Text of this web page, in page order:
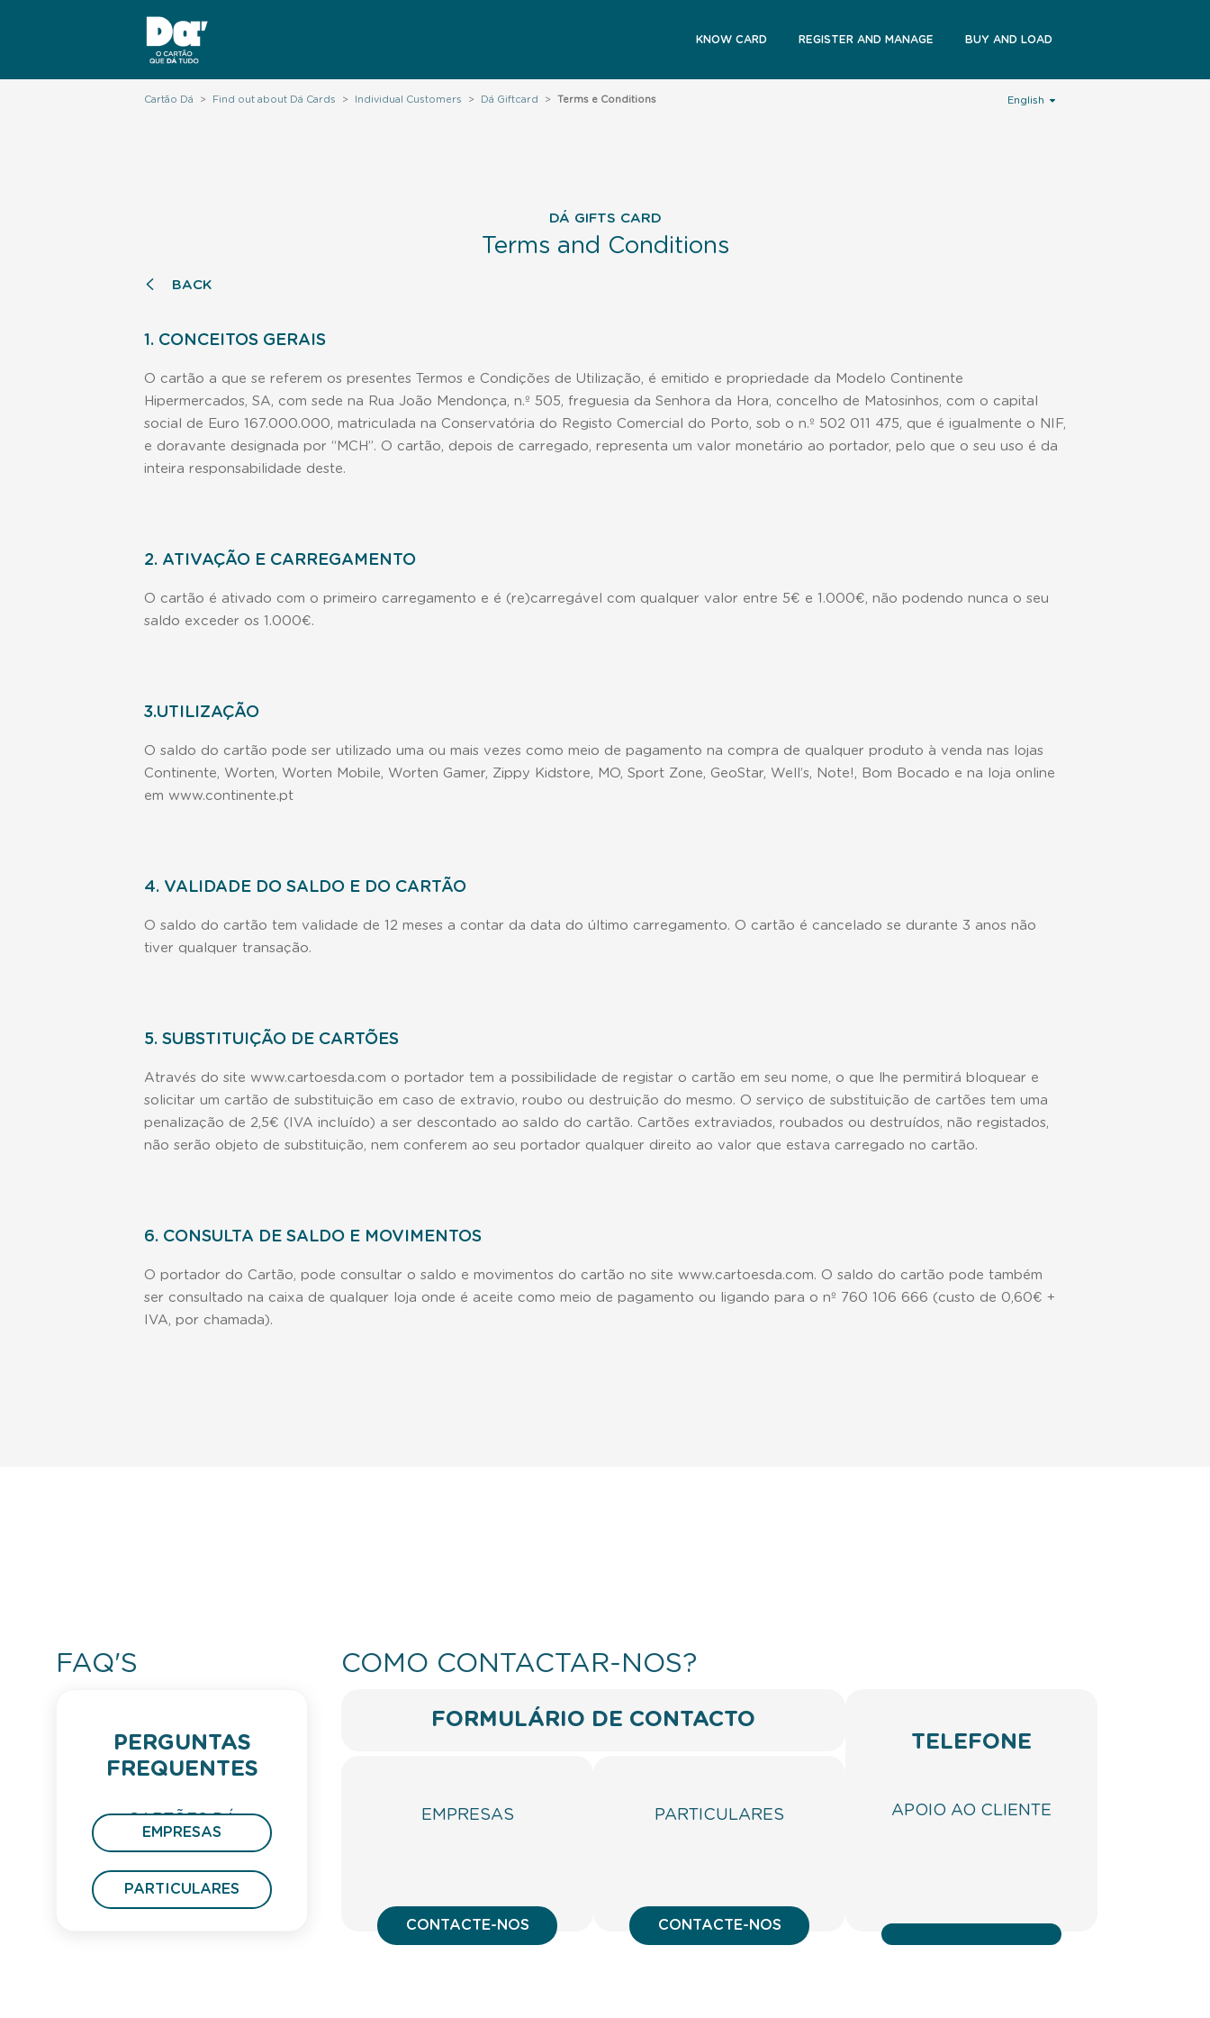
KNOW CARD REGISTER AND MANAGE BUY AND LOAD
Cartão Dá > Find out about Dá Cards > Individual Customers > Dá Giftcard > Terms e Conditions English
DÁ GIFTS CARD
Terms and Conditions
BACK
1. CONCEITOS GERAIS
O cartão a que se referem os presentes Termos e Condições de Utilização, é emitido e propriedade da Modelo Continente
Hipermercados, SA, com sede na Rua João Mendonça, n.º 505, freguesia da Senhora da Hora, concelho de Matosinhos, com o capital
social de Euro 167.000.000, matriculada na Conservatória do Registo Comercial do Porto, sob o n.º 502 011 475, que é igualmente o NIF,
e doravante designada por “MCH”. O cartão, depois de carregado, representa um valor monetário ao portador, pelo que o seu uso é da
inteira responsabilidade deste.
2. ATIVAÇÃO E CARREGAMENTO
O cartão é ativado com o primeiro carregamento e é (re)carregável com qualquer valor entre 5€ e 1.000€, não podendo nunca o seu
saldo exceder os 1.000€.
3.UTILIZAÇÃO
O saldo do cartão pode ser utilizado uma ou mais vezes como meio de pagamento na compra de qualquer produto à venda nas lojas
Continente, Worten, Worten Mobile, Worten Gamer, Zippy Kidstore, MO, Sport Zone, GeoStar, Well’s, Note!, Bom Bocado e na loja online
em www.continente.pt
4. VALIDADE DO SALDO E DO CARTÃO
O saldo do cartão tem validade de 12 meses a contar da data do último carregamento. O cartão é cancelado se durante 3 anos não
tiver qualquer transação.
5. SUBSTITUIÇÃO DE CARTÕES
Através do site www.cartoesda.com o portador tem a possibilidade de registar o cartão em seu nome, o que lhe permitirá bloquear e
solicitar um cartão de substituição em caso de extravio, roubo ou destruição do mesmo. O serviço de substituição de cartões tem uma
penalização de 2,5€ (IVA incluído) a ser descontado ao saldo do cartão. Cartões extraviados, roubados ou destruídos, não registados,
não serão objeto de substituição, nem conferem ao seu portador qualquer direito ao valor que estava carregado no cartão.
6. CONSULTA DE SALDO E MOVIMENTOS
O portador do Cartão, pode consultar o saldo e movimentos do cartão no site www.cartoesda.com. O saldo do cartão pode também
ser consultado na caixa de qualquer loja onde é aceite como meio de pagamento ou ligando para o nº 760 106 666 (custo de 0,60€ +
IVA, por chamada).
FAQ'S
PERGUNTAS
FREQUENTES
CARTÕES DÁ
PRESENTE
EMPRESAS
PARTICULARES
COMO CONTACTAR-NOS?
FORMULÁRIO DE CONTACTO
EMPRESAS
CONTACTE-NOS
PARTICULARES
CONTACTE-NOS
TELEFONE
APOIO AO CLIENTE